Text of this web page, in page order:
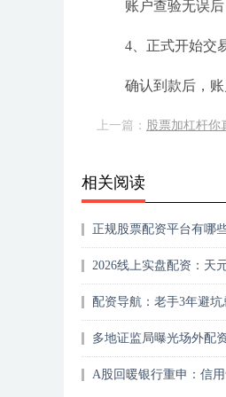
账户查验无误
4、正式开始交
确认到款后，
上一篇： 股票加杠杆你
相关阅读
正规股票配资平台有哪
2026线上实盘配资：天
配资导航：老手3年避
多地证监局曝光场外配
A股回暖银行重申：信